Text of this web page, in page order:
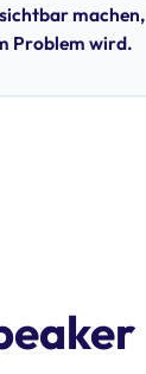
Problem wird.